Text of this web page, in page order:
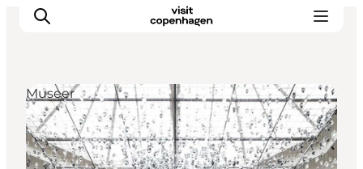
This is Copenhagen
Aktiviteter
Museer